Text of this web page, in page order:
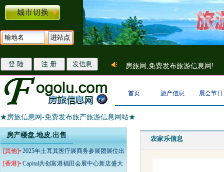
房旅网,免费发布旅游信息网!
首页 旅产信息 展会节日
★房旅信息网-免费发布旅产旅游信息网站★
农家乐信息
房产楼盘.地皮.出售
[其他]• 2025年土耳其医疗展商务参展团展位出
售
[香港]• Capital共创富港福田会展中心新店盛大